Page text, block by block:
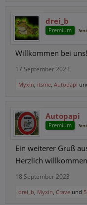
drei_b
Premium
Willkommen bei uns!
17 September 2023
Myxin, itsme, Autopapi
Autopapi
Premium
Ein weiterer Gruß
Herzlich
18 September 2023
drei_b, Myxin, Crave und